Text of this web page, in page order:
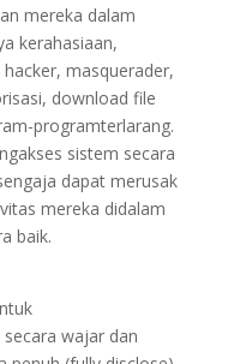
mereka dalam
kerahasiaan,
masquerader,
download file
programterlarang.
sistem secara
dapat merusak
mereka didalam
baik.
wajar dan